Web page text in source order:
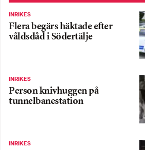
INRIKES
Flera begärs häktade efter
våldsdåd i Södertälje
INRIKES
Person knivhuggen på
tunnelbanestation
INRIKES